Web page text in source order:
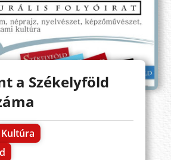
a Székelyföld
Kultúra